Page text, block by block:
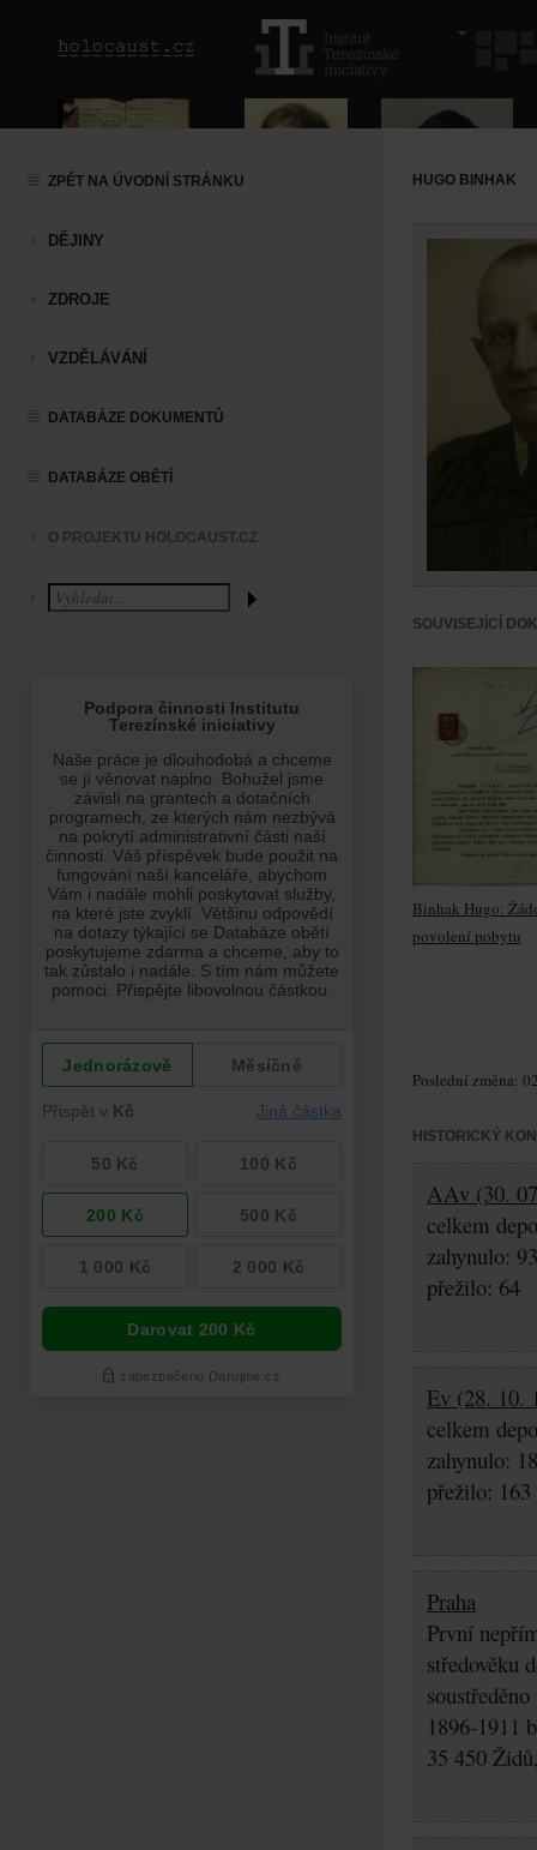
ZPĚT NA ÚVODNÍ STRÁNKU
DĚJINY
ZDROJE
VZDĚLÁVÁNÍ
DATABÁZE DOKUMENTŮ
DATABÁZE OBĚTÍ
O PROJEKTU HOLOCAUST.CZ
HUGO BINHAK
SOUVISEJÍCÍ
Binhak Hugo:
povolení pobytu
Poslední změna:
HISTORICKÝ
AAv (30.
celkem
zahynulo:
přežilo: 64
Ev (28. 10.
celkem
zahynulo:
přežilo: 163
Praha
První
středověku
1896-1911
35 450